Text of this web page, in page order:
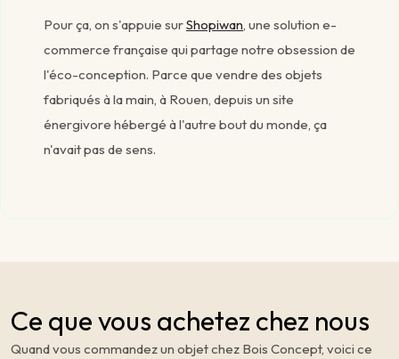
Pour ça, on s'appuie surShopiwan, une solution e-
commerce française qui partage notre obsession de
l'éco-conception. Parce que vendre des objets
fabriqués à la main, à Rouen, depuis un site
énergivore hébergé à l'autre bout du monde, ça
n'avait pas de sens.
Ce que vous achetez chez nous
Quand vous commandez un objet chez Bois Concept, voici ce